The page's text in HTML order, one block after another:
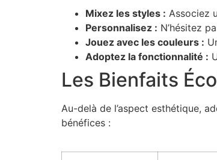
Mixez les styles : Associez
Personnalisez : N’hésitez
Jouez avec les couleurs :
Adoptez la fonctionnalité :
Les Bienfaits
Au-delà de l’aspect esthétique,
bénéfices :